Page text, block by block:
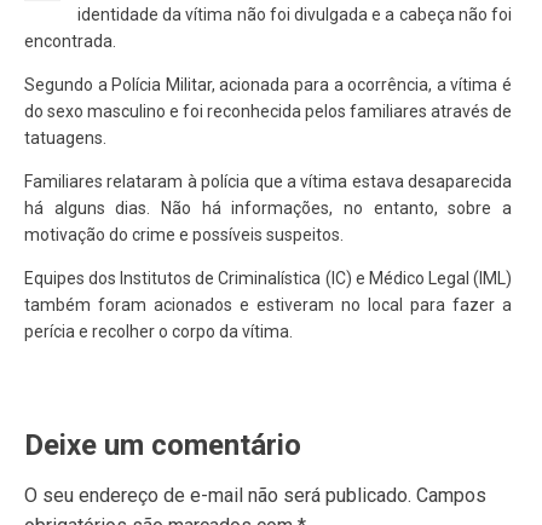
identidade da vítima não foi divulgada e a cabeça não foi
encontrada.
Segundo a Polícia Militar, acionada para a ocorrência, a vítima é
do sexo masculino e foi reconhecida pelos familiares através de
tatuagens.
Familiares relataram à polícia que a vítima estava desaparecida
há alguns dias. Não há informações, no entanto, sobre a
motivação do crime e possíveis suspeitos.
Equipes dos Institutos de Criminalística (IC) e Médico Legal (IML)
também foram acionados e estiveram no local para fazer a
perícia e recolher o corpo da vítima.
Deixe um comentário
O seu endereço de e-mail não será publicado. Campos